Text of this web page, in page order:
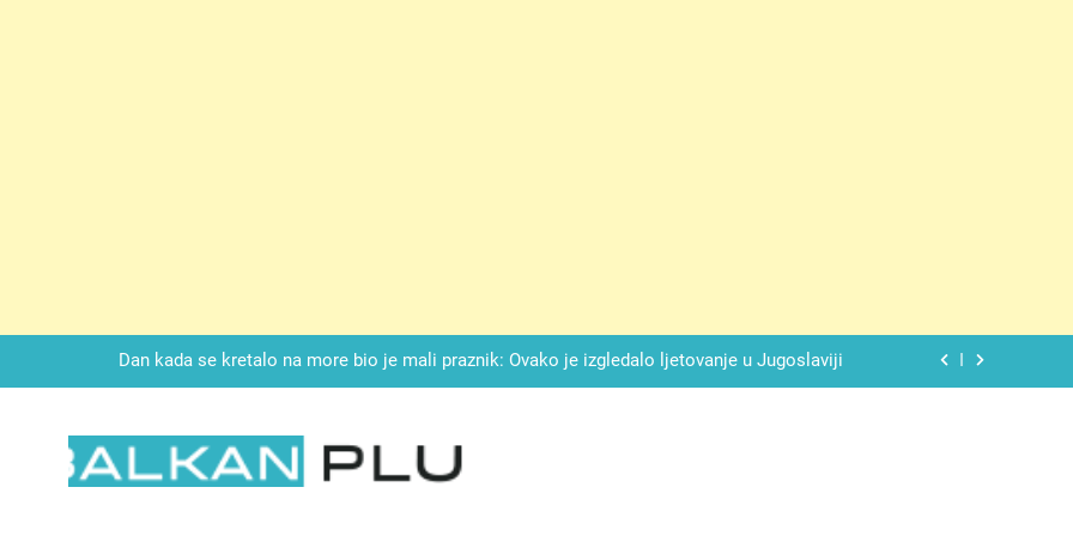
Dan kada se kretalo na more bio je mali praznik: Ovako je izgledalo ljetovanje u Jugoslaviji
Drži jezik za zubima, i gledaj kako se problemi smanjuju – ove 4 stvari ne govori ni rodu rođenom